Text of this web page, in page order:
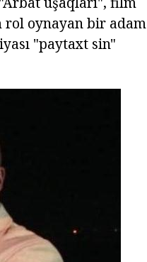
rol oynayan bir adam
"paytaxt sin"